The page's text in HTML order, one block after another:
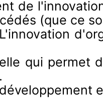
de
(que ce
qui permet